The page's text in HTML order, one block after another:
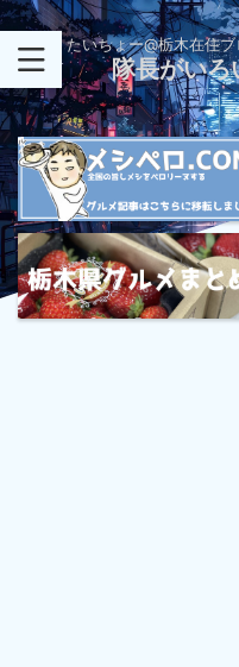
たいちょー@栃木在住
隊長がいろ